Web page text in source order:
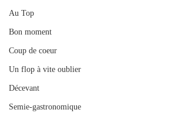
Au Top
Bon moment
Coup de coeur
Un flop à vite oublier
Décevant
Semie-gastronomique